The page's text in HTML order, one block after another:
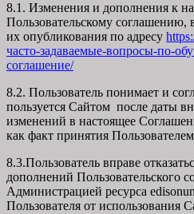
8.1. Изменения и дополнения к
Пользовательскому соглашению,
их опубликования по адресу
часто-задаваемые-вопросы-по-
соглашение/
8.2. Пользователь понимает и
пользуется Сайтом после даты
изменений в настоящее
как факт принятия
8.3.Пользователь вправе
дополнений Пользовательского
Администрацией ресурса
Пользователя от использования